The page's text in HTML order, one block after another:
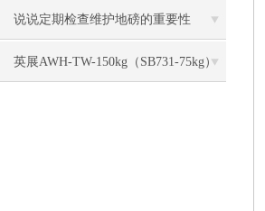
说说定期检查维护地磅的重要性
英展AWH-TW-150kg（SB731-75kg）